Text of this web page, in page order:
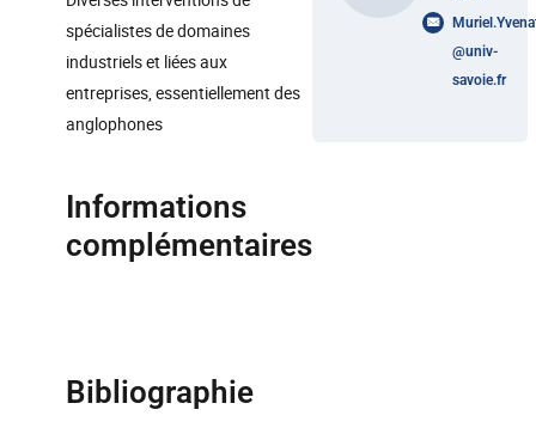
spécialistes de domaines
industriels et liées aux
entreprises, essentiellement des
anglophones
Informations
complémentaires
Bibliographie
@univ-
savoie.fr